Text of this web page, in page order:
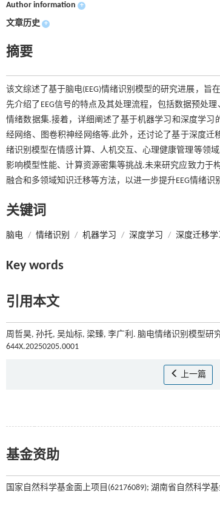
Author information +
文章历史 +
摘要
该文综述了基于脑电(EEG)情绪识别模型的研究进展，旨
先介绍了EEG信号的特点及其处理流程，包括数据预处
情绪数据集.接着，详细阐述了基于机器学习和深度学习
经网络、图卷积神经网络等.此外，还讨论了基于深度迁
绪识别模型在情感计算、人机交互、心理健康管理等领
影响模型性能、计算资源密集等挑战.未来研究应致力于
融合和多领域知识迁移等方法，以进一步提升EEG情绪识
关键词
脑电 / 情绪识别 / 机器学习 / 深度学习 / 深度迁移学
Key words
引用本文
周哲昊, 孙托, 吴灿标, 梁臻, 李广利. 脑电情绪识别模型研
644X.20250205.0001
上一篇
基金资助
国家自然科学基金面上项目(62176089); 湖南省自然科学